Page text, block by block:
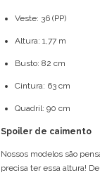
Veste: 36 (PP)
Altura: 1,77 m
Busto: 82 cm
Cintura: 63 cm
Quadril: 90 cm
Spoiler de caimento
Nossos modelos são
precisa ter essa altura!